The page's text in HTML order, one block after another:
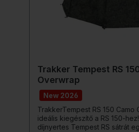
Trakker Tempest RS
Overwrap
New 2026
TrakkerTempest RS 150 Camo
ideális kiegészítő a RS 150-
díjnyertes Tempest RS sátrát